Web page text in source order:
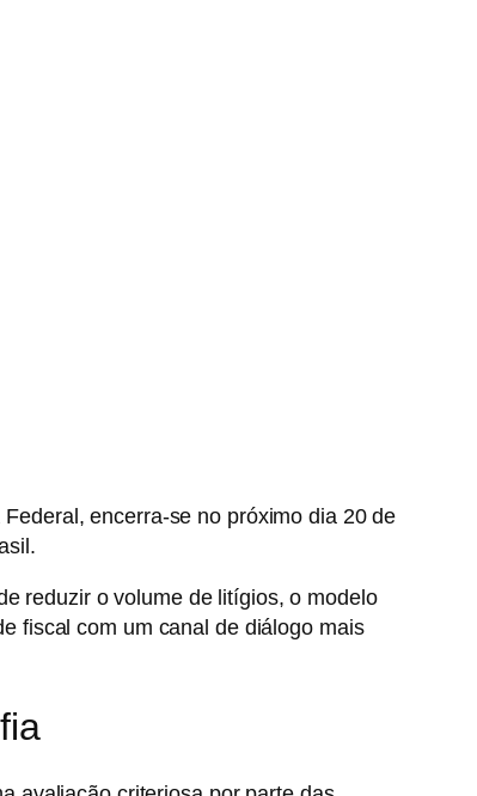
, encerra-se no próximo dia 20 de
reduzir o volume de litígios, o modelo
fiscal com um canal de diálogo mais